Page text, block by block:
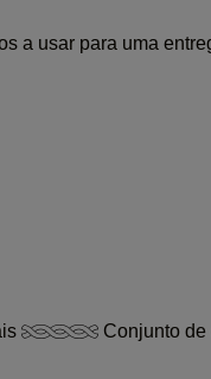
a usar para uma
Conjunto de